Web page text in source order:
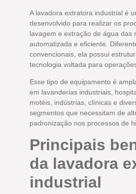
A lavadora extratora industrial é
desenvolvido para realizar os
lavagem e extração de água das
automatizada e eficiente.
convencionais, ela possui
tecnologia voltada para
Esse tipo de equipamento é
em lavanderias industriais,
motéis, indústrias, clínicas e
segmentos que necessitam de
padronização nos processos de
Principais
da lavadora
industrial